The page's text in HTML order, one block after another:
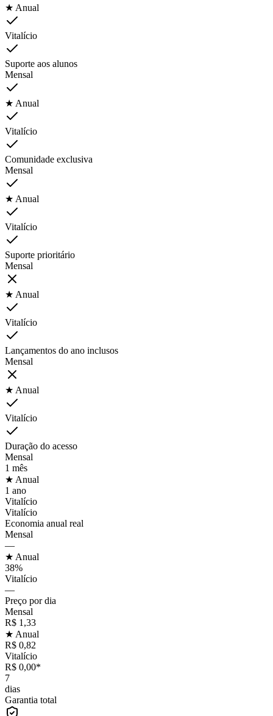
★ Anual
Vitalício
Suporte aos alunos
Mensal
★ Anual
Vitalício
Comunidade exclusiva
Mensal
★ Anual
Vitalício
Suporte prioritário
Mensal
★ Anual
Vitalício
Lançamentos do ano inclusos
Mensal
★ Anual
Vitalício
Duração do acesso
Mensal
1 mês
★ Anual
1 ano
Vitalício
Vitalício
Economia anual real
Mensal
—
★ Anual
38%
Vitalício
—
Preço por dia
Mensal
R$ 1,33
★ Anual
R$ 0,82
Vitalício
R$ 0,00*
7
dias
Garantia total